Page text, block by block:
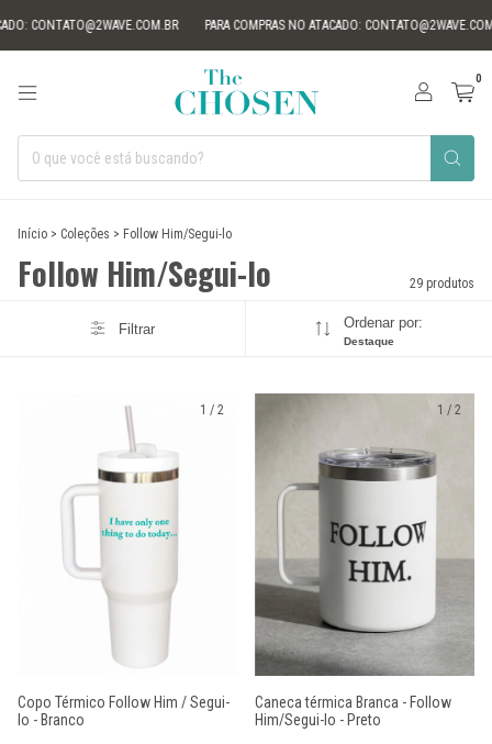
PARA COMPRAS NO ATACADO:CONTATO@2WAVE.COM.BR
0
Início > Coleções > Follow Him/Segui-lo
Follow Him/Segui-lo 29 produtos
Filtrar Ordenar por:
Destaque
1 / 2
Copo Térmico Follow Him / Segui-
lo - Branco
1 / 2
Caneca térmica Branca - Follow
Him/Segui-lo - Preto